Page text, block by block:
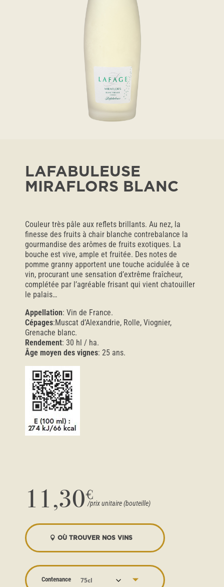
LAFABULEUSE
MIRAFLORS BLANC
Couleur très pâle aux reflets brillants. Au nez, la
finesse des fruits à chair blanche contrebalance la
gourmandise des arômes de fruits exotiques. La
bouche est vive, ample et fruitée. Des notes de
pomme granny apportent une touche acidulée à ce
vin, procurant une sensation d’extrême fraîcheur,
complétée par l’agréable frisant qui vient chatouiller
le palais…
Appellation: Vin de France.
Cépages:Muscat d’Alexandrie, Rolle, Viognier,
Grenache blanc.
Rendement: 30 hl / ha.
Âge moyen des vignes: 25 ans.
11,30€
OÙ TROUVER NOS VINS
Contenance